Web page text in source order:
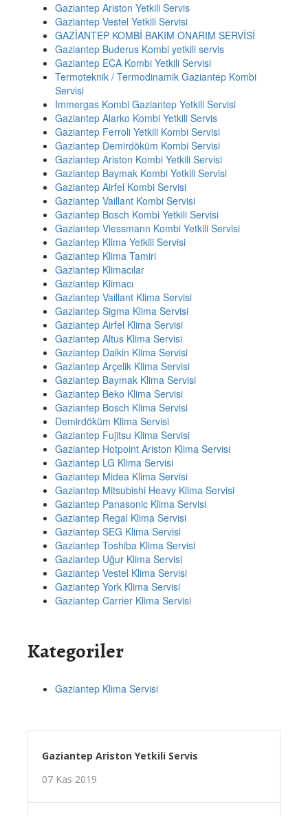
Gaziantep Ariston Yetkili Servis
Gaziantep Vestel Yetkili Servisi
GAZİANTEP KOMBİ BAKIM ONARIM SERVİSİ
Gaziantep Buderus Kombi yetkili servis
Gaziantep ECA Kombi Yetkili Servisi
Termoteknik / Termodinamik Gaziantep Kombi
Servisi
Immergas Kombi Gaziantep Yetkili Servisi
Gaziantep Alarko Kombi Yetkili Servis
Gaziantep Ferroli Yetkili Kombi Servisi
Gaziantep Demirdöküm Kombi Servisi
Gaziantep Ariston Kombi Yetkili Servisi
Gaziantep Baymak Kombi Yetkili Servisi
Gaziantep Airfel Kombi Servisi
Gaziantep Vaillant Kombi Servisi
Gaziantep Bosch Kombi Yetkili Servisi
Gaziantep Viessmann Kombi Yetkili Servisi
Gaziantep Klima Yetkili Servisi
Gaziantep Klima Tamiri
Gaziantep Klimacılar
Gaziantep Klimacı
Gaziantep Vaillant Klima Servisi
Gaziantep Sigma Klima Servisi
Gaziantep Airfel Klima Servisi
Gaziantep Altus Klima Servisi
Gaziantep Daikin Klima Servisi
Gaziantep Arçelik Klima Servisi
Gaziantep Baymak Klima Servisi
Gaziantep Beko Klima Servisi
Gaziantep Bosch Klima Servisi
Demirdöküm Klima Servisi
Gaziantep Fujitsu Klima Servisi
Gaziantep Hotpoint Ariston Klima Servisi
Gaziantep LG Klima Servisi
Gaziantep Midea Klima Servisi
Gaziantep Mitsubishi Heavy Klima Servisi
Gaziantep Panasonic Klima Servisi
Gaziantep Regal Klima Servisi
Gaziantep SEG Klima Servisi
Gaziantep Toshiba Klima Servisi
Gaziantep Uğur Klima Servisi
Gaziantep Vestel Klima Servisi
Gaziantep York Klima Servisi
Gaziantep Carrier Klima Servisi
Kategoriler
Gaziantep Klima Servisi
Gaziantep Ariston Yetkili Servis
07 Kas 2019